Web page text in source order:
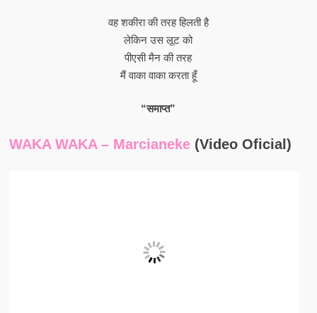
वह शकीरा की तरह हिलती है
लेकिन उस लूट को
पीएसी मैन की तरह
मैं वाका वाका करता हूँ
“समाप्त”
WAKA WAKA – Marcianeke(Video Oficial)